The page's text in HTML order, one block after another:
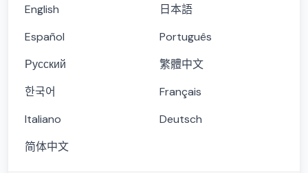
English
日本語
Español
Português
Русский
繁體中文
한국어
Français
Italiano
Deutsch
简体中文